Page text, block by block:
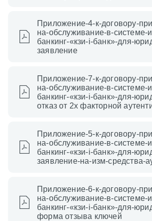
Приложение-4-к-договору-
на-обслуживание-в-системе-
банкинг-«кзи-i-банк»-для-
заявление
Приложение-7-к-договору-
на-обслуживание-в-системе-
банкинг-«кзи-i-банк»-для-
отказ от 2х факторной
Приложение-5-к-договору-
на-обслуживание-в-системе-
банкинг-«кзи-i-банк»-для-
заявление-на-изм-средства-
Приложение-6-к-договору-
на-обслуживание-в-системе-
банкинг-«кзи-i-банк»-для-
форма отзыва ключей